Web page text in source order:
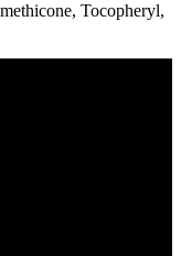
Tocopheryl,